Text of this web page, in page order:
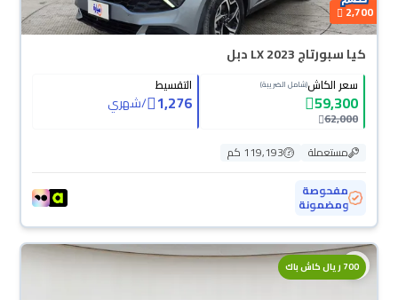
2,700
كيا سبورتاج LX 2023 دبل
سعر الكاش(شامل الضريبة)
59,300
62,000
التقسيط
1,276
/شهري
مستعملة
119,193 كم
مفحوصة
ومضمونة
700 ريال كاش باك